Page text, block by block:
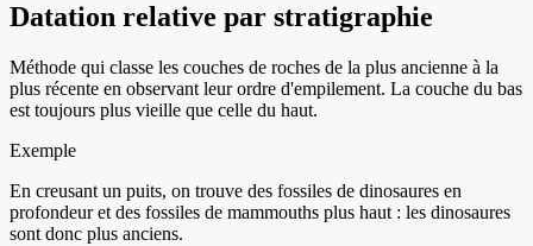
Datation relative par stratigraphie
Méthode qui classe les couches de roches de la plus ancienne à la
plus récente en observant leur ordre d'empilement. La couche du bas
est toujours plus vieille que celle du haut.
Exemple
En creusant un puits, on trouve des fossiles de dinosaures en
profondeur et des fossiles de mammouths plus haut : les dinosaures
sont donc plus anciens.